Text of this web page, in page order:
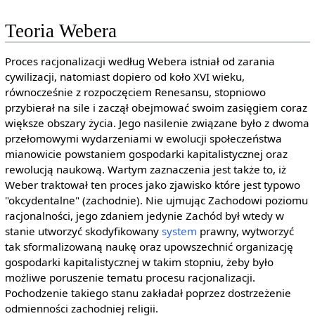
Teoria Webera
Proces racjonalizacji według Webera istniał od zarania
cywilizacji, natomiast dopiero od koło XVI wieku,
równocześnie z rozpoczęciem Renesansu, stopniowo
przybierał na sile i zaczął obejmować swoim zasięgiem coraz
większe obszary życia. Jego nasilenie związane było z dwoma
przełomowymi wydarzeniami w ewolucji społeczeństwa
mianowicie powstaniem gospodarki kapitalistycznej oraz
rewolucją naukową. Wartym zaznaczenia jest także to, iż
Weber traktował ten proces jako zjawisko które jest typowo
"okcydentalne" (zachodnie). Nie ujmując Zachodowi poziomu
racjonalności, jego zdaniem jedynie Zachód był wtedy w
stanie utworzyć skodyfikowany system prawny, wytworzyć
tak sformalizowaną naukę oraz upowszechnić organizację
gospodarki kapitalistycznej w takim stopniu, żeby było
możliwe poruszenie tematu procesu racjonalizacji.
Pochodzenie takiego stanu zakładał poprzez dostrzeżenie
odmienności zachodniej religii.